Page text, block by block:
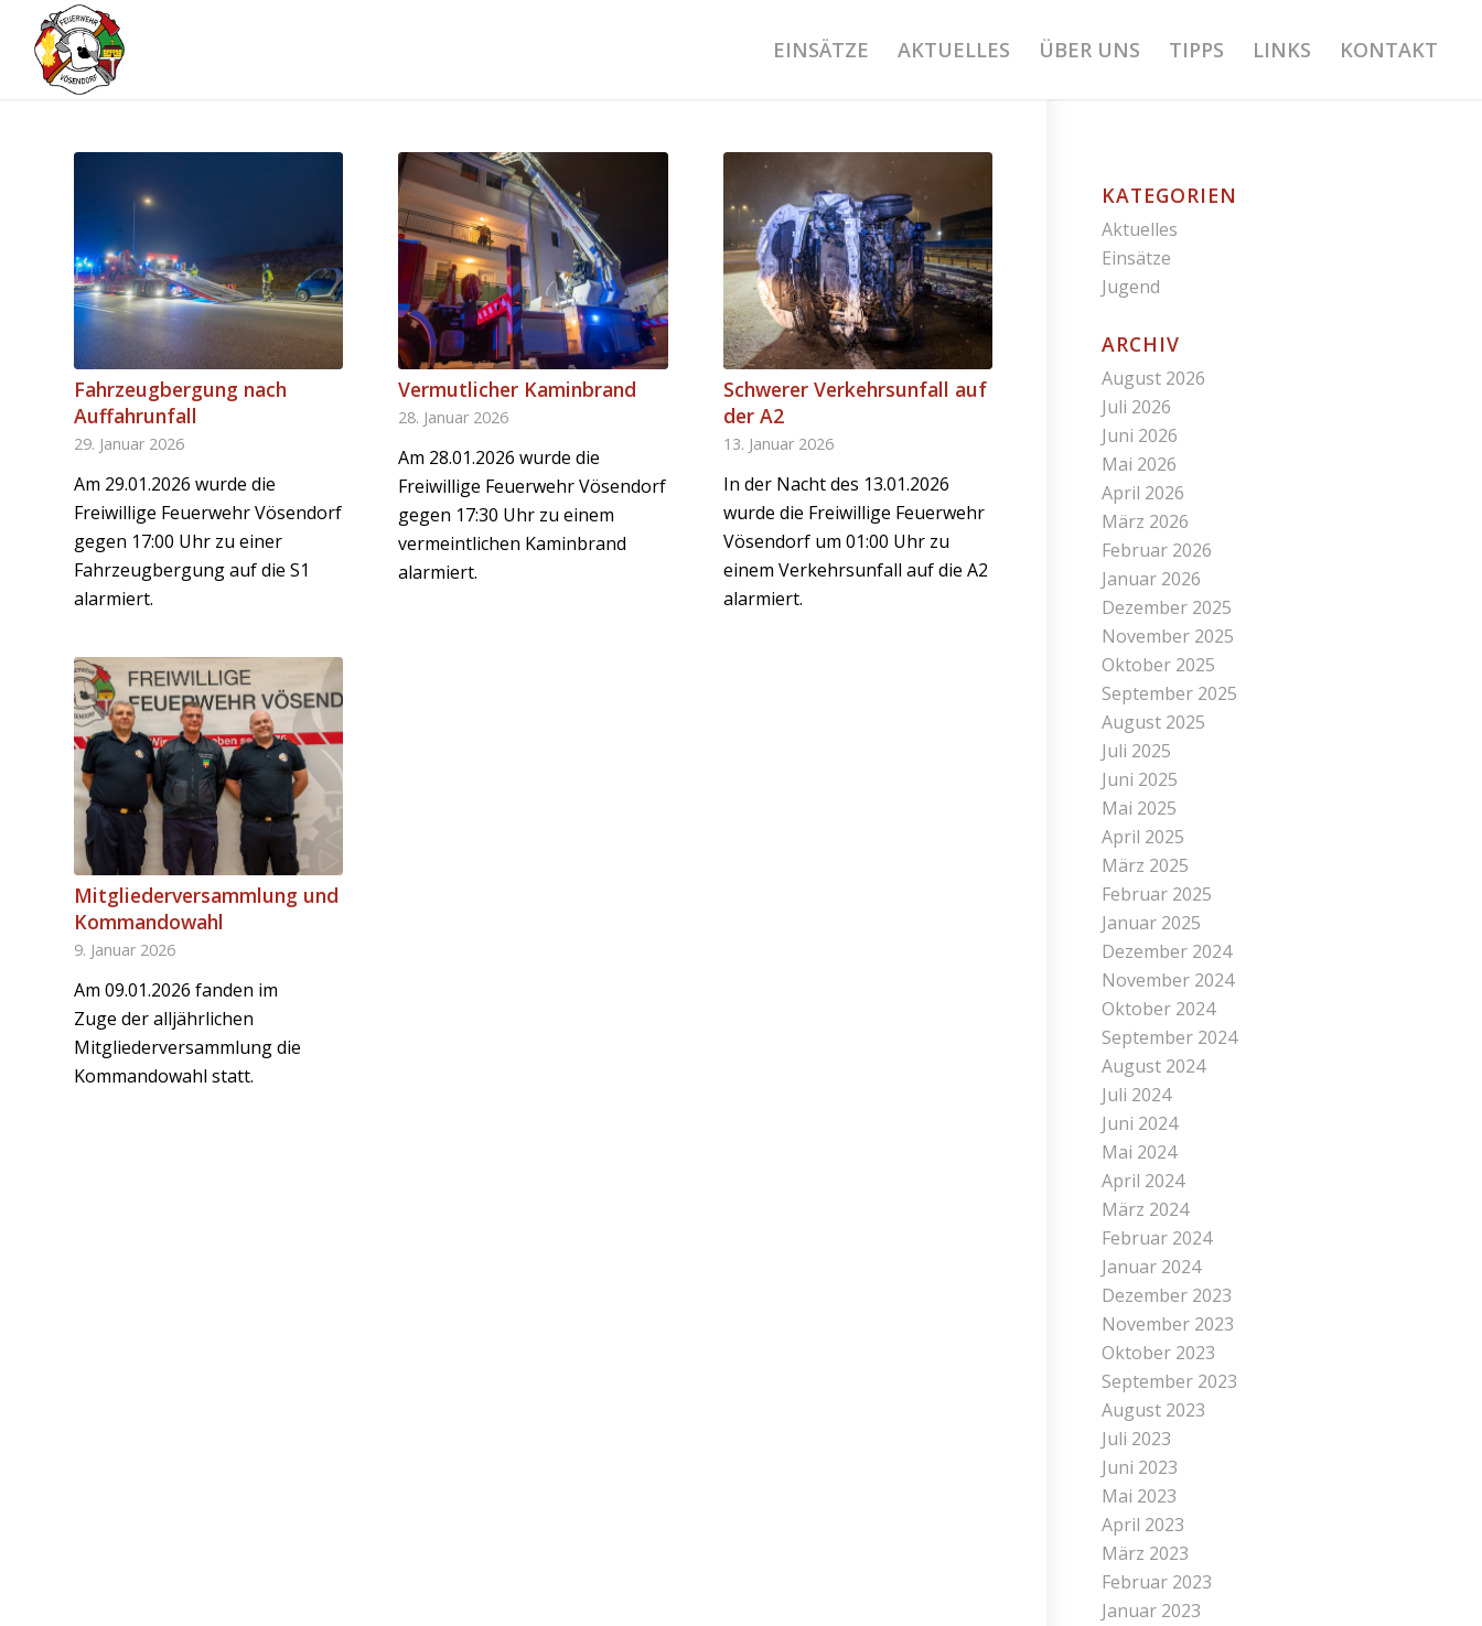
EINSÄTZE AKTUELLES ÜBER UNS TIPPS LINKS KONTAKT
Fahrzeugbergung nach
Auffahrunfall
29. Januar 2026
Am 29.01.2026 wurde die
Freiwillige Feuerwehr Vösendorf
gegen 17:00 Uhr zu einer
Fahrzeugbergung auf die S1
alarmiert.
Vermutlicher Kaminbrand
28. Januar 2026
Am 28.01.2026 wurde die
Freiwillige Feuerwehr Vösendorf
gegen 17:30 Uhr zu einem
vermeintlichen Kaminbrand
alarmiert.
Schwerer Verkehrsunfall auf
der A2
13. Januar 2026
In der Nacht des 13.01.2026
wurde die Freiwillige Feuerwehr
Vösendorf um 01:00 Uhr zu
einem Verkehrsunfall auf die A2
alarmiert.
Mitgliederversammlung und
Kommandowahl
9. Januar 2026
Am 09.01.2026 fanden im
Zuge der alljährlichen
Mitgliederversammlung die
Kommandowahl statt.
KATEGORIEN
Aktuelles
Einsätze
Jugend
ARCHIV
August 2026
Juli 2026
Juni 2026
Mai 2026
April 2026
März 2026
Februar 2026
Januar 2026
Dezember 2025
November 2025
Oktober 2025
September 2025
August 2025
Juli 2025
Juni 2025
Mai 2025
April 2025
März 2025
Februar 2025
Januar 2025
Dezember 2024
November 2024
Oktober 2024
September 2024
August 2024
Juli 2024
Juni 2024
Mai 2024
April 2024
März 2024
Februar 2024
Januar 2024
Dezember 2023
November 2023
Oktober 2023
September 2023
August 2023
Juli 2023
Juni 2023
Mai 2023
April 2023
März 2023
Februar 2023
Januar 2023